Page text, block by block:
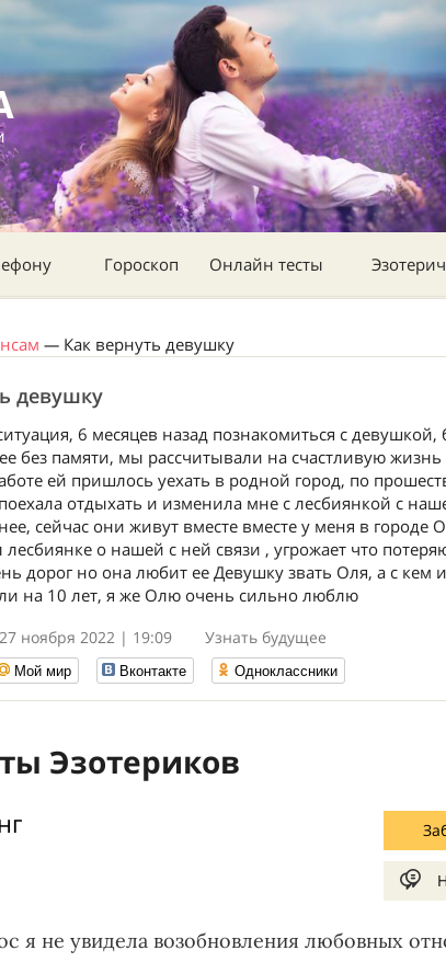
Гороскоп Онлайн тесты
— Как вернуть девушку
девушку
6 месяцев назад познакомиться с девушкой,
без памяти, мы рассчитывали на счастливую жизнь
ей пришлось уехать в родной город, по
отдыхать и изменила мне с лесбиянкой с
сейчас они живут вместе вместе у меня в городе
лесбиянке о нашей с ней связи , угрожает что
дорог но она любит ее Девушку звать Оля, а с кем
на 10 лет, я же Олю очень сильно люблю
27 ноября 2022 | 19:09
Узнать будущее
Мой мир Вконтакте Одноклассники
Эзотериков
я не увидела возобновления любовных